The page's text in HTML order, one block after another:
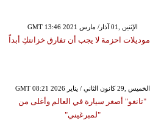
GMT 13:46 2021 الإثنين ,01 آذار/ مارس
GMT 08:21 2026 الخميس ,29 كانون الثاني / يناير
"تانغو" أصغر سيارة في العالم وأغلى من
"لمبرغيني"